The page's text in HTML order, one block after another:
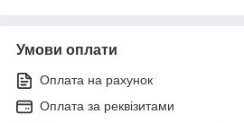
Умови оплати
Оплата на рахунок
Оплата за реквізитами